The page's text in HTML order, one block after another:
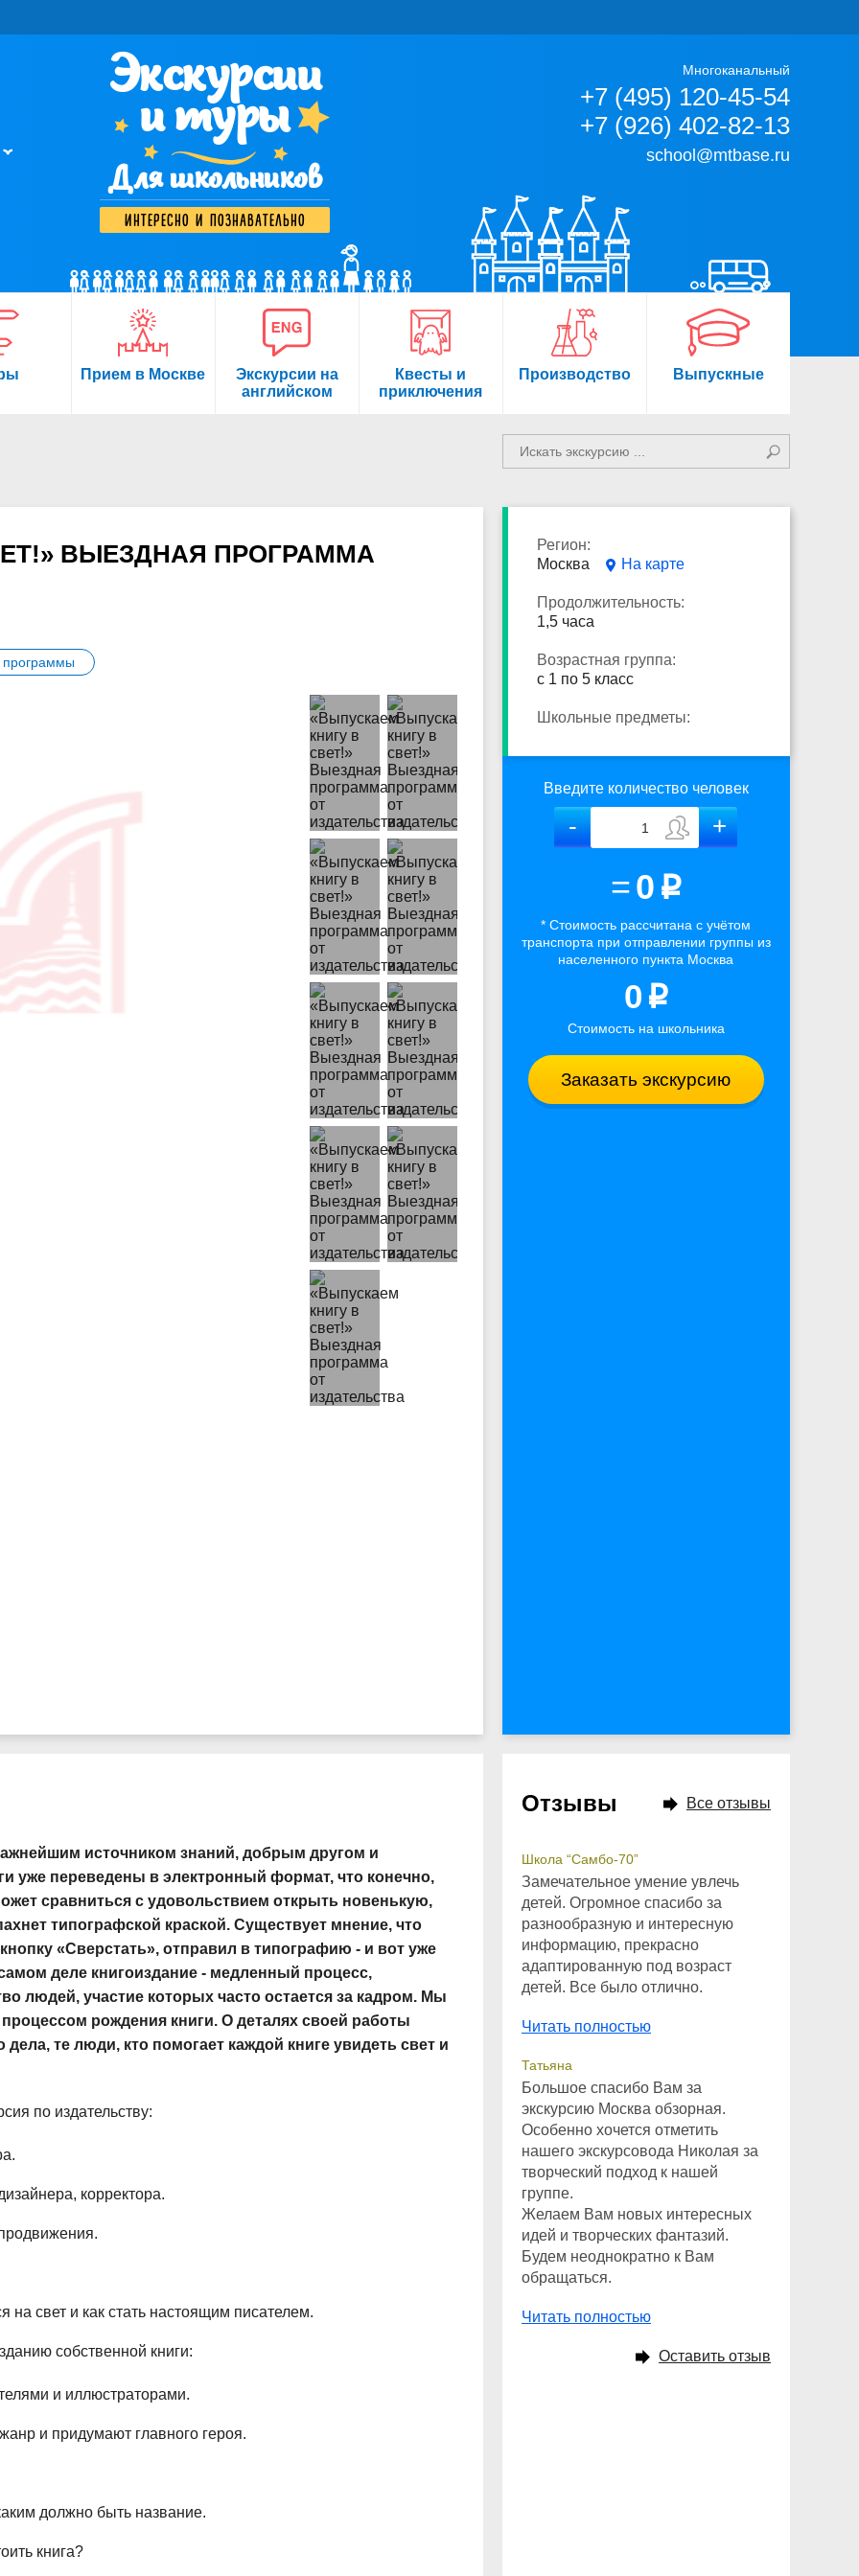
Экскурсии
и туры
Для школьников
интересно и познавательно
Многоканальный
+7 (495) 120-45-54
+7 (926) 402-82-13
school@mtbase.ru
Прием в Москве
Экскурсии на
английском
Квесты и
приключения
Производство Выпускные
ВЫЕЗДНАЯ ПРОГРАММА
Регион:
Москва
На карте
Продолжительность:
1,5 часа
Возрастная группа:
с 1 по 5 класс
Школьные предметы:
Введите количество человек
=0 p
* Стоимость рассчитанас учётом
транспорта при отправлении группы из
населенного пункта Москва
0 p
Стоимость на школьника
Заказать экскурсию
источником знаний, добрым другом и
уже переведены в электронный формат, что конечно,
сравниться с удовольствием открыть новенькую,
типографской краской. Существует мнение, что
«Сверстать», отправил в типографию - и вот уже
деле книгоиздание - медленный процесс,
людей, участие которых часто остается за кадром. Мы
рождения книги. О деталях своей работы
те люди, кто помогает каждой книге увидеть свет и
по издательству:
корректора.
на свет и как стать настоящим писателем.
собственной книги:
и иллюстраторами.
и придумают главного героя.
должно быть название.
книга?
Отзывы Все отзывы
Школа “Самбо-70”
Замечательное умение увлечь
детей. Огромное спасибо за
разнообразную и интересную
информацию, прекрасно
адаптированную под возраст
детей. Все было отлично.
Читать полностью
Татьяна
Большое спасибо Вам за
экскурсию Москва обзорная.
Особенно хочется отметить
нашего экскурсовода Николая за
творческий подход к нашей
группе.
Желаем Вам новых интересных
идей и творческих фантазий.
Будем неоднократно к Вам
обращаться.
Читать полностью
Оставить отзыв